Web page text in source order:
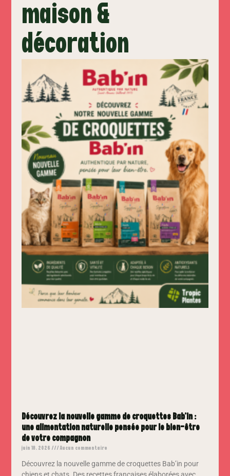
maison &
décoration
Découvrez la nouvelle gamme de croquettes Bab’in :
une alimentation naturelle pensée pour le bien-être
de votre compagnon
juin 18, 2026 Aucun commentaire
Découvrez la nouvelle gamme de croquettes Bab’in pour
chiens et chats. Des recettes françaises élaborées avec